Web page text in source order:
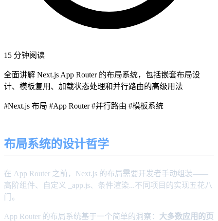
15 分钟阅读
全面讲解 Next.js App Router 的布局系统，包括嵌套布局设
计、模板复用、加载状态处理和并行路由的高级用法
#Next.js 布局 #App Router#并行路由 #模板系统
布局系统的设计哲学
在 App Router 之前，Next.js 的布局需要开发者手动组装——
高阶组件、自定义 _app.js、条件渲染...不同项目的实现五花八
门。
App Router 的布局系统基于一个简单的洞察： 大多数应用的页